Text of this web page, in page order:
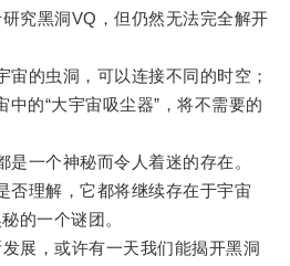
黑洞VQ，但仍然无法完全解开
的虫洞，可以连接不同的时空；
的“大宇宙吸尘器”，将不需要的
一个神秘而令人着迷的存在。
理解，它都将继续存在于宇宙
的一个谜团。
，或许有一天我们能揭开黑洞